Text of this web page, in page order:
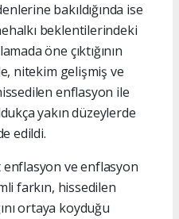
bakıldığında ise
beklentilerindeki
öne çıktığının
nitekim gelişmiş ve
enflasyon ile
yakın düzeylerde
edildi.
ve enflasyon
farkın, hissedilen
ortaya koyduğu